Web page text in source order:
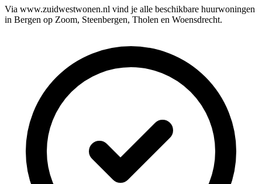
Via www.zuidwestwonen.nl vind je alle beschikbare huurwoningen
in Bergen op Zoom, Steenbergen, Tholen en Woensdrecht.